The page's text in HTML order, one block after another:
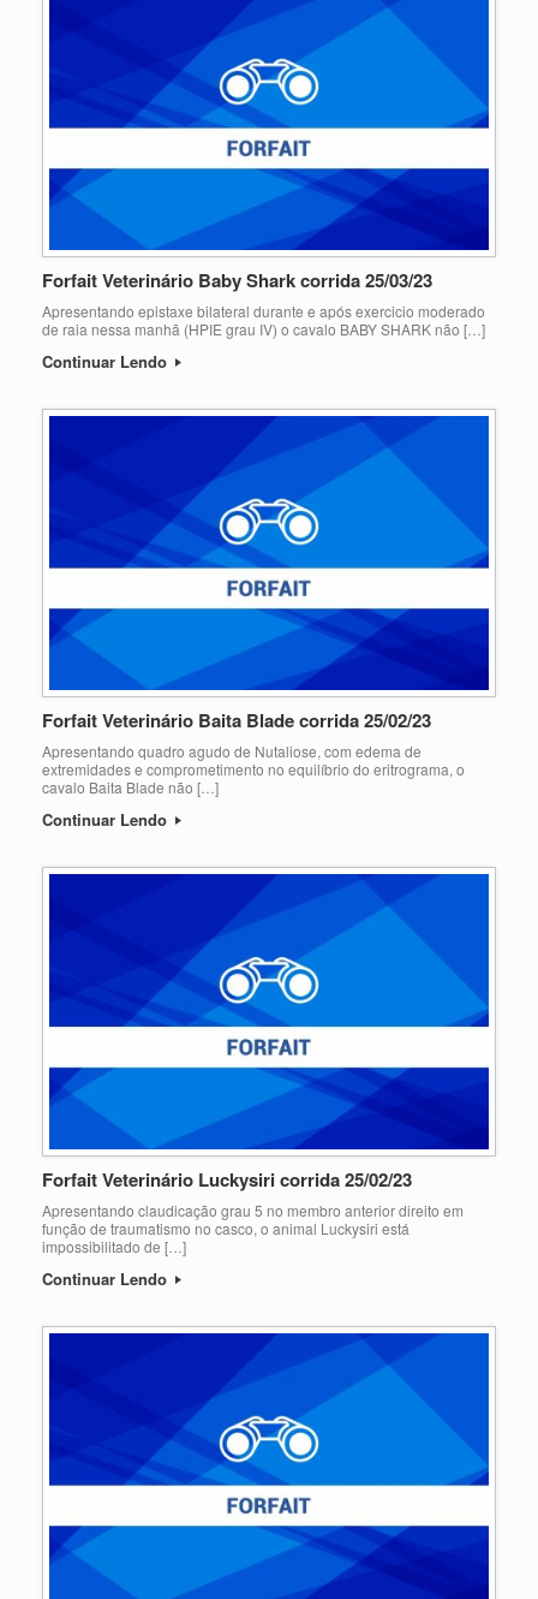
Forfait Veterinário Baby Shark corrida 25/03/23
Apresentando epistaxe bilateral durante e após exercicio moderado
de raia nessa manhã (HPIE grau IV) o cavalo BABY SHARK não […]
Continuar Lendo
Forfait Veterinário Baita Blade corrida 25/02/23
Apresentando quadro agudo de Nutaliose, com edema de
extremidades e comprometimento no equilíbrio do eritrograma, o
cavalo Baita Blade não […]
Continuar Lendo
Forfait Veterinário Luckysiri corrida 25/02/23
Apresentando claudicação grau 5 no membro anterior direito em
função de traumatismo no casco, o animal Luckysiri está
impossibilitado de […]
Continuar Lendo